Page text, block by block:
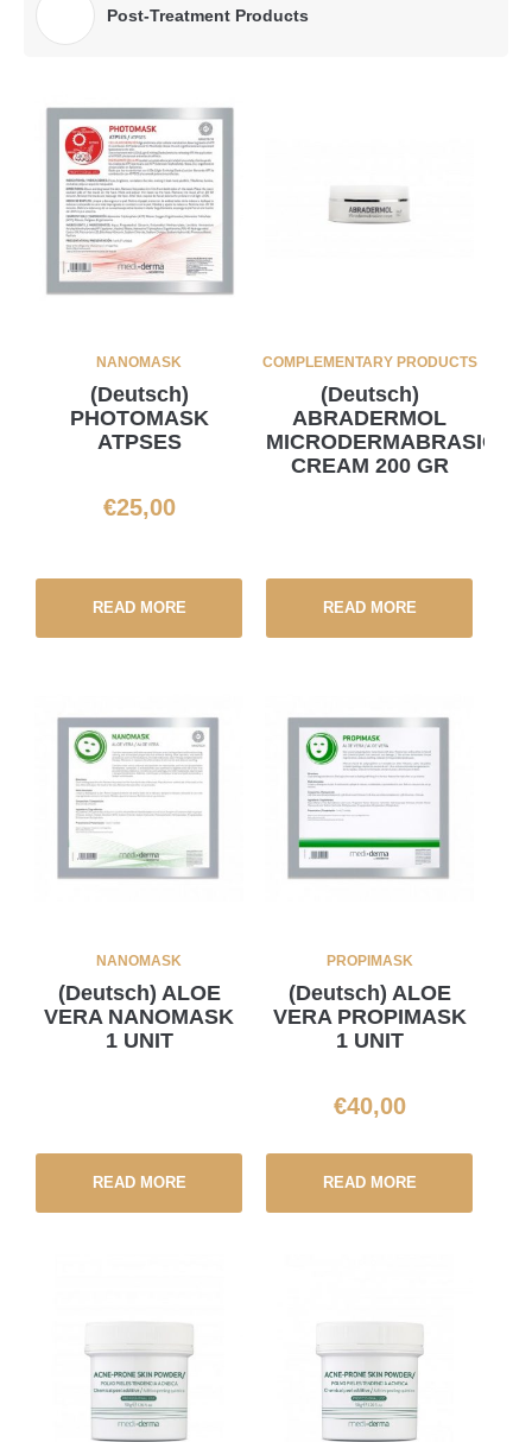
Post-Treatment Products
NANOMASK
(Deutsch)
PHOTOMASK
ATPSES
€25,00
READ MORE
COMPLEMENTARY PRODUCTS
(Deutsch)
ABRADERMOL
MICRODERMABRASION
CREAM 200 GR
READ MORE
NANOMASK
(Deutsch) ALOE
VERA NANOMASK
1 UNIT
READ MORE
PROPIMASK
(Deutsch) ALOE
VERA PROPIMASK
1 UNIT
€40,00
READ MORE